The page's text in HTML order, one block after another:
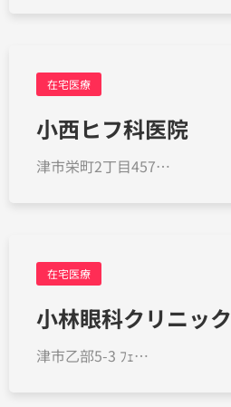
在宅医療
小西ヒフ科医院
津市栄町2丁目457…
在宅医療
小林眼科クリニック
津市乙部5-3 ﾌｪ…